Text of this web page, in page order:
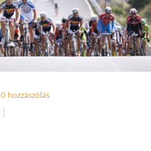
0 hozzászólás